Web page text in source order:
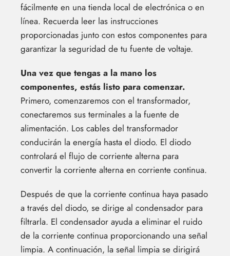
fácilmente en una tienda local de electrónica o en
línea. Recuerda leer las instrucciones
proporcionadas junto con estos componentes para
garantizar la seguridad de tu fuente de voltaje.
Una vez que tengas a la mano los
componentes, estás listo para comenzar.
Primero, comenzaremos con el transformador,
conectaremos sus terminales a la fuente de
alimentación. Los cables del transformador
conducirán la energía hasta el diodo. El diodo
controlará el flujo de corriente alterna para
convertir la corriente alterna en corriente continua.
Después de que la corriente continua haya pasado
a través del diodo, se dirige al condensador para
filtrarla. El condensador ayuda a eliminar el ruido
de la corriente continua proporcionando una señal
limpia. A continuación, la señal limpia se dirigirá